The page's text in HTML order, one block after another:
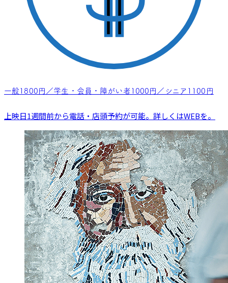
一般1800円／学生・会員・障がい者1000円／シニア1100円
上映日1週間前から電話・店頭予約が可能。詳しくはWEBを。